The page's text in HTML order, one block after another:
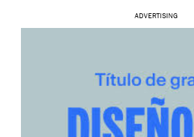
ADVERTISING